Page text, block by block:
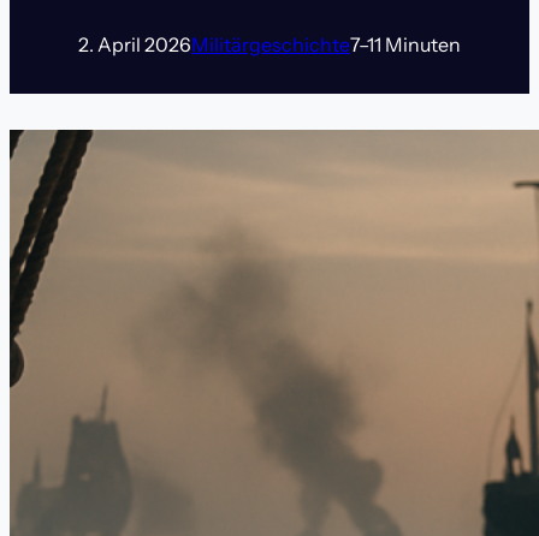
2. April 2026Militärgeschichte7–11 Minuten